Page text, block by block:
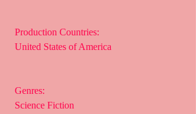
Production Countries:
United States of America
Genres:
Science Fiction